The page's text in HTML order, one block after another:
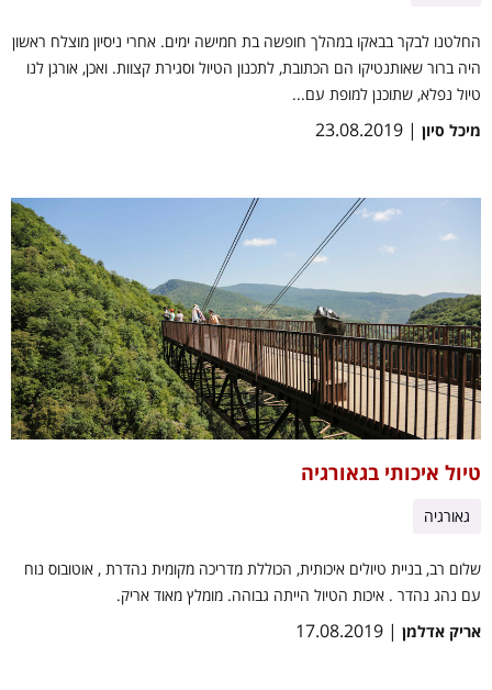
החלטנו לבקר בבאקו במהלך חופשה בת חמישה ימים. אחרי ניסיון מוצלח ראשון
היה ברור שאותנטיקו הם הכתובת, לתכנון הטיול וסגירת קצוות. ואכן, אורגן לנו
טיול נפלא, שתוכנן למופת עם...
מיכל סיון | 23.08.2019
טיול איכותי בגאורגיה
גאורגיה
שלום רב, בניית טיולים איכותית, הכוללת מדריכה מקומית נהדרת , אוטובוס נוח
עם נהג נהדר . איכות הטיול הייתה גבוהה. מומלץ מאוד אריק.
אריק אדלמן | 17.08.2019